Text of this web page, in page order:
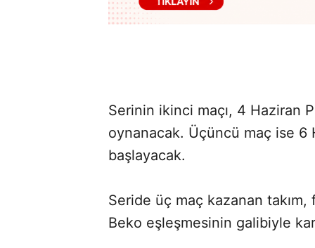
Serinin ikinci maçı, 4 Haziran
oynanacak. Üçüncü maç ise
başlayacak.
Seride üç maç kazanan
Beko eşleşmesinin galibiyle